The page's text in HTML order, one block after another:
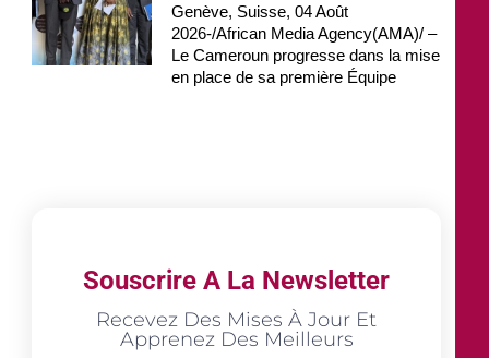
Genève, Suisse, 04 Août
2026-/African Media Agency(AMA)/ –
Le Cameroun progresse dans la mise
en place de sa première Équipe
Souscrire A La Newsletter
Recevez Des Mises À Jour Et
Apprenez Des Meilleurs